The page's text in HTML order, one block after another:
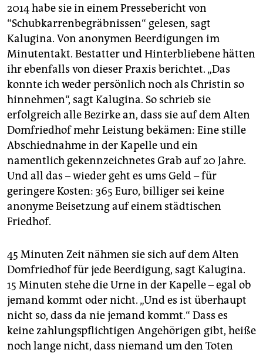
2014 habe sie in einem Pressebericht von
“Schubkarrenbegräbnissen“ gelesen, sagt
Kalugina. Von anonymen Beerdigungen im
Minutentakt. Bestatter und Hinterbliebene hätten
ihr ebenfalls von dieser Praxis berichtet. „Das
konnte ich weder persönlich noch als Christin so
hinnehmen“, sagt Kalugina. So schrieb sie
erfolgreich alle Bezirke an, dass sie auf dem Alten
Domfriedhof mehr Leistung bekämen: Eine stille
Abschiednahme in der Kapelle und ein
namentlich gekennzeichnetes Grab auf 20 Jahre.
Und all das – wieder geht es ums Geld – für
geringere Kosten: 365 Euro, billiger sei keine
anonyme Beisetzung auf einem städtischen
Friedhof.
45 Minuten Zeit nähmen sie sich auf dem Alten
Domfriedhof für jede Beerdigung, sagt Kalugina.
15 Minuten stehe die Urne in der Kapelle – egal ob
jemand kommt oder nicht. „Und es ist überhaupt
nicht so, dass da nie jemand kommt.“ Dass es
keine zahlungspflichtigen Angehörigen gibt, heiße
noch lange nicht, dass niemand um den Toten